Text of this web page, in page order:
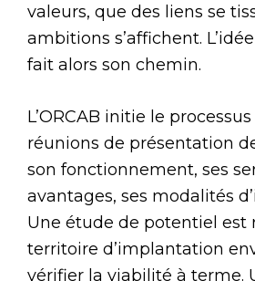
valeurs, que des liens se
ambitions s’affichent.
fait alors son chemin.
L’ORCAB initie le
réunions de présentation
son fonctionnement, ses
avantages, ses modalités
Une étude de potentiel est
territoire d’implantation
vérifier la viabilité à terme.